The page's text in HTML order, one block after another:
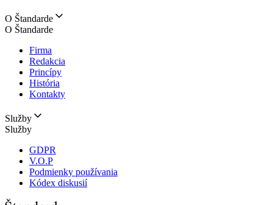
O Štandarde
O Štandarde
Firma
Redakcia
Princípy
História
Kontakty
Služby
Služby
GDPR
V.O.P
Podmienky používania
Kódex diskusií